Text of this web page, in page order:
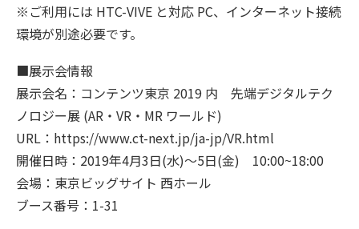
※ご利用には HTC-VIVE と対応 PC、インターネット接続
環境が別途必要です。
■展示会情報
展示会名：コンテンツ東京 2019 内 先端デジタルテク
ノロジー展 (AR・VR・MR ワールド)
URL：https://www.ct-next.jp/ja-jp/VR.html
開催日時：2019年4月3日(水)〜5日(金) 10:00~18:00
会場：東京ビッグサイト 西ホール
ブース番号：1-31